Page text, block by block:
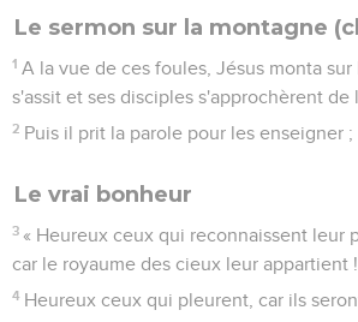
Le sermon sur la montagne
1 A la vue de ces foules, Jésus monta sur
s'assit et ses disciples s'approchèrent de
2 Puis il prit la parole pour les enseigner ;
Le vrai bonheur
3 « Heureux ceux qui reconnaissent leur
car le royaume des cieux leur appartient !
4 Heureux ceux qui pleurent, car ils